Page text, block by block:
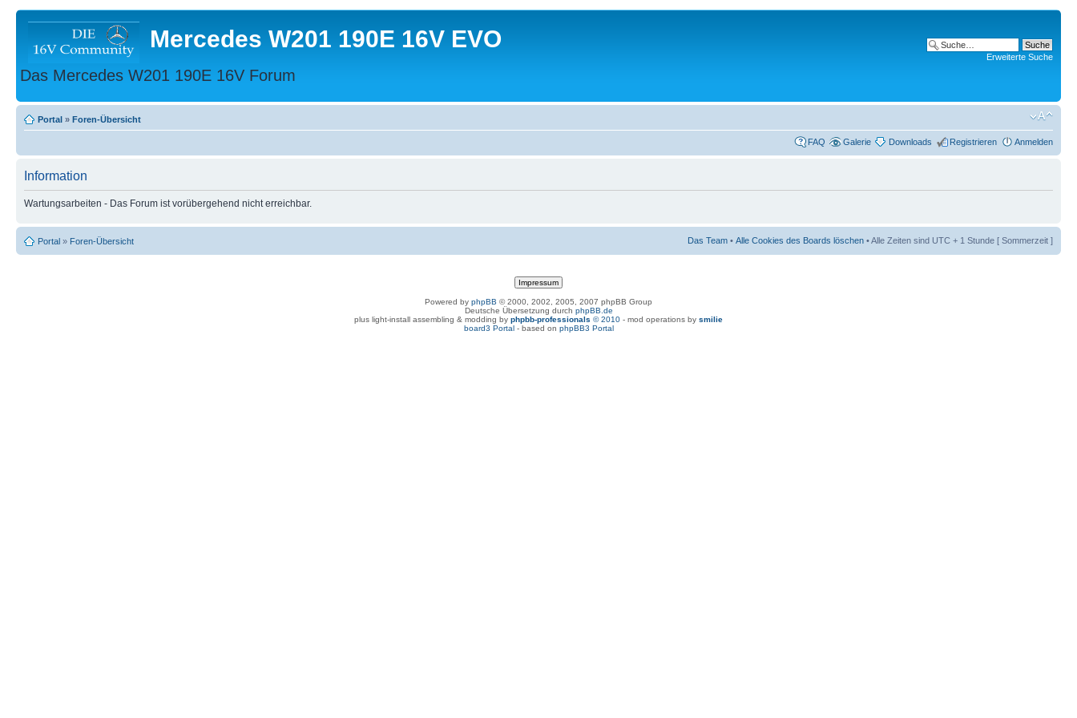
Mercedes W201 190E 16V EVO
Das Mercedes W201 190E 16V Forum
Erweiterte Suche
Portal » Foren-Übersicht
FAQ Galerie Downloads Registrieren Anmelden
Information
Wartungsarbeiten - Das Forum ist vorübergehend nicht erreichbar.
Portal » Foren-Übersicht Das Team • Alle Cookies des Boards löschen • Alle Zeiten sind UTC + 1 Stunde [ Sommerzeit ]
Powered by phpBB © 2000, 2002, 2005, 2007 phpBB Group
Deutsche Übersetzung durch phpBB.de
plus light-install assembling & modding by phpbb-professionals © 2010 - mod operations by smilie
board3 Portal- based on phpBB3 Portal